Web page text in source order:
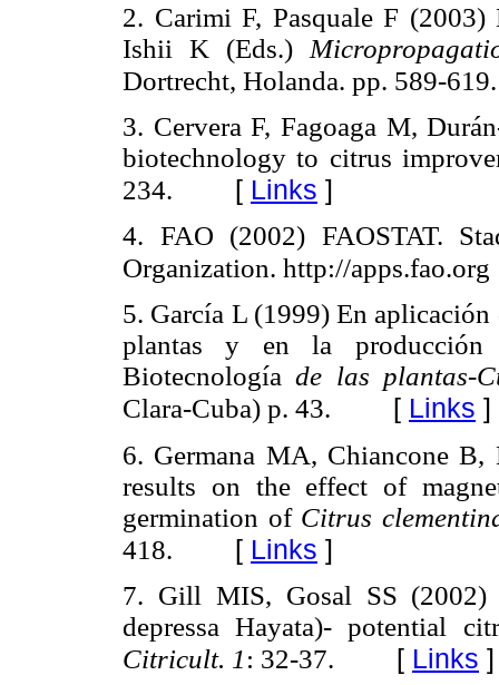
2. Carimi F, Pasquale F
Ishii K (Eds.)
Dortrecht, Holanda. pp. 589-619.
3. Cervera F, Fagoaga M,
biotechnology to citrus
234. [ Links ]
4. FAO (2002) FAOSTAT.
Organization. http://apps.fao.org
5. García L (1999) En
plantas y en la
Biotecnología de las plantas-
Clara-Cuba) p. 43. [ Links ]
6. Germana MA, Chiancone
results on the effect of
germination of Citrus
418. [ Links ]
7. Gill MIS, Gosal SS (2002)
depressa Hayata)- potential
Citricult. 1: 32-37. [ Links ]